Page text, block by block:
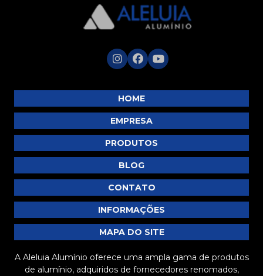
HOME
EMPRESA
PRODUTOS
BLOG
CONTATO
INFORMAÇÕES
MAPA DO SITE
A Aleluia Alumínio oferece uma ampla gama de produtos
de alumínio, adquiridos de fornecedores renomados,